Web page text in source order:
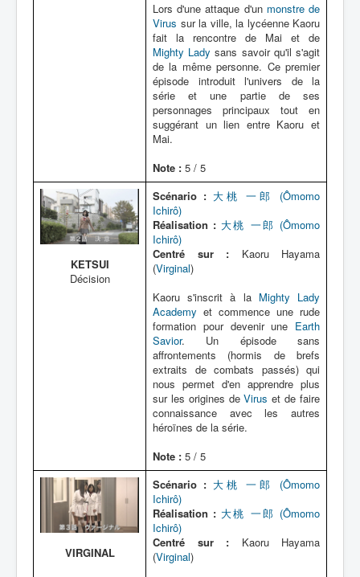
Lors d'une attaque d'un monstre de
Virus sur la ville, la lycéenne Kaoru
fait la rencontre de Mai et de
Mighty Lady sans savoir qu'il s'agit
de la même personne. Ce premier
épisode introduit l'univers de la
série et une partie de ses
personnages principaux tout en
suggérant un lien entre Kaoru et
Mai.
Note : 5 / 5
KETSUI
Décision
Scénario : 大桃 一郎 (Ômomo
Ichirô)
Réalisation : 大桃 一郎 (Ômomo
Ichirô)
Centré sur : Kaoru Hayama
(Virginal)
Kaoru s'inscrit à la Mighty Lady
Academy et commence une rude
formation pour devenir une Earth
Savior. Un épisode sans
affrontements (hormis de brefs
extraits de combats passés) qui
nous permet d'en apprendre plus
sur les origines deVirus et de faire
connaissance avec les autres
héroïnes de la série.
Note : 5 / 5
VIRGINAL
Scénario : 大桃 一郎 (Ômomo
Ichirô)
Réalisation : 大桃 一郎 (Ômomo
Ichirô)
Centré sur : Kaoru Hayama
(Virginal)